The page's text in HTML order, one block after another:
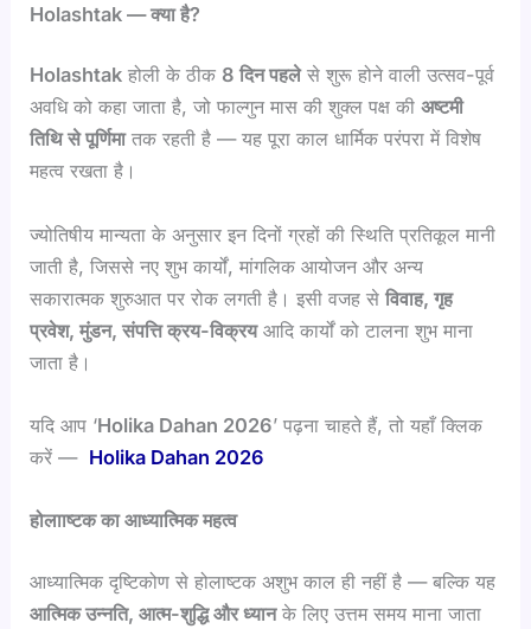
Holashtak — क्या है?
Holashtak होली के ठीक 8 दिन पहलेसे शुरू होने वाली उत्सव-पूर्व
अवधि को कहा जाता है, जो फाल्गुन मास की शुक्ल पक्ष कीअष्टमी
तिथि से पूर्णिमातक रहती है — यह पूरा काल धार्मिक परंपरा में विशेष
महत्व रखता है।
ज्योतिषीय मान्यता के अनुसार इन दिनों ग्रहों की स्थिति प्रतिकूल मानी
जाती है, जिससे नए शुभ कार्यों, मांगलिक आयोजन और अन्य
सकारात्मक शुरुआत पर रोक लगती है। इसी वजह सेविवाह, गृह
प्रवेश, मुंडन, संपत्ति क्रय-विक्रयआदि कार्यों को टालना शुभ माना
जाता है।
यदि आप ‘Holika Dahan 2026’ पढ़ना चाहते हैं, तो यहाँ क्लिक
करें — Holika Dahan 2026
होलााष्टक का आध्यात्मिक महत्व
आध्यात्मिक दृष्टिकोण से होलाष्टक अशुभ काल ही नहीं है — बल्कि यह
आत्मिक उन्नति, आत्म-शुद्धि और ध्यानके लिए उत्तम समय माना जाता